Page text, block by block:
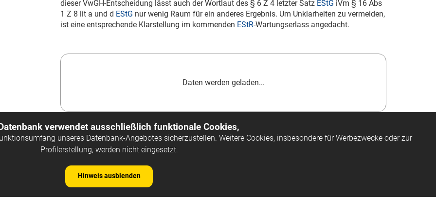
dieser VwGH-Entscheidung lässt auch der Wortlaut des § 6 Z 4 letzter Satz EStG iVm § 16 Abs
1 Z 8 lit a und d EStG nur wenig Raum für ein anderes Ergebnis. Um Unklarheiten zu vermeiden,
ist eine entsprechende Klarstellung im kommenden EStR-Wartungserlass angedacht.
Daten werden geladen...
verwendet ausschließlich funktionale Cookies,
unseres Datenbank-Angebotes sicherzustellen. Weitere Cookies, insbesondere für Werbezwecke oder zur
Profilerstellung, werden nicht eingesetzt.
Hinweis ausblenden